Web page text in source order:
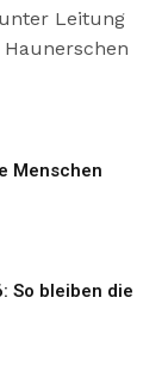
Leitung
Haunerschen
Menschen
So bleiben die